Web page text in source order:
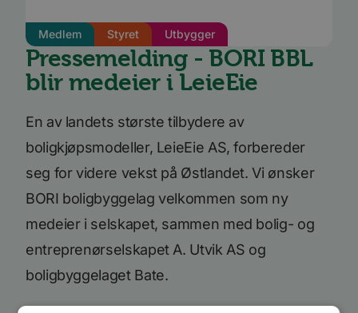
Medlem Styret Utbygger
Pressemelding - BORI BBL
blir medeier i LeieEie
En av landets største tilbydere av
boligkjøpsmodeller, LeieEie AS, forbereder
seg for videre vekst på Østlandet. Vi ønsker
BORI boligbyggelag velkommen som ny
medeier i selskapet, sammen med bolig- og
entreprenørselskapet A. Utvik AS og
boligbyggelaget Bate.